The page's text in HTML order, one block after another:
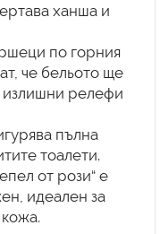
ханша и
по горния
че бельото ще
излишни релефи
пълна
тоалети.
от рози“ е
идеален за